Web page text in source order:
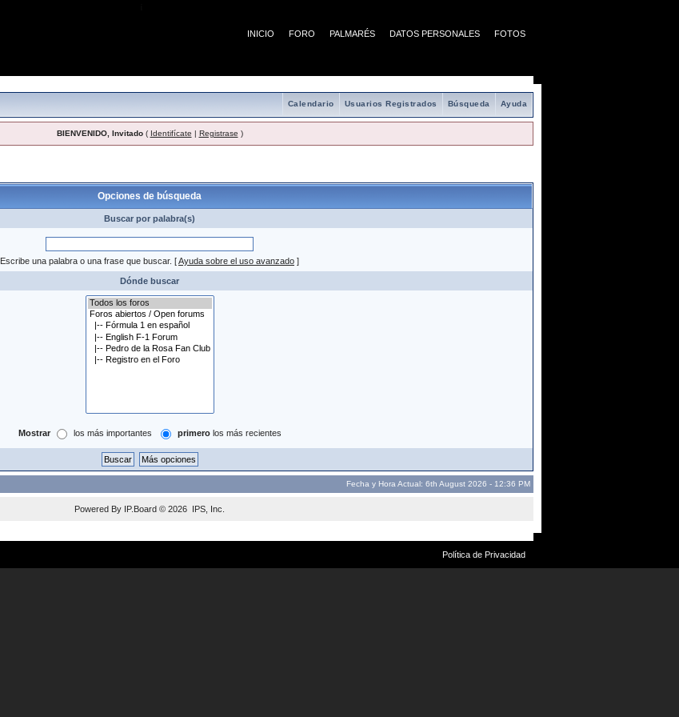
INICIO FORO PALMARÉS DATOS PERSONALES FOTOS
Ayuda
Búsqueda
Usuarios Registrados
Calendario
BIENVENIDO, Invitado( Identifícate | Registrase )
Opciones de búsqueda
Buscar por palabra(s)
Escribe una palabra o una frase que buscar. [Ayuda sobre el uso avanzado ]
Dónde buscar
Mostrar los más importantes primerolos más recientes
Fecha y Hora Actual: 6th August 2026 - 12:36 PM
Powered By IP.Board © 2026 IPS, Inc
Política de Privacidad